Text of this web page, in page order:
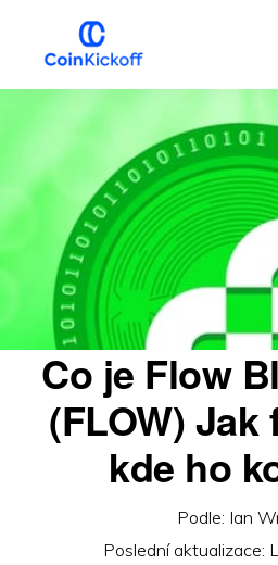
hlavní
COIN
Co je Flow
(FLOW)
kde ho
Podle: Ian
Poslední aktualizace: